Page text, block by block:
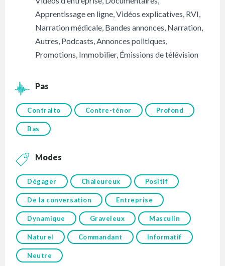
Apprentissage en ligne,Vidéos explicatives, RVI,
Narration médicale, Bandes annonces, Narration,
Autres, Podcasts,Annonces politiques,
Promotions, Immobilier, Émissions de télévision
Pas
Contralto Contre-ténor Profond
Bas
Modes
Dégager Chaleureux Positif
De la conversation Entreprise
Dynamique Graveleux Masculin
Naturel Commandant Informatif
Neutre